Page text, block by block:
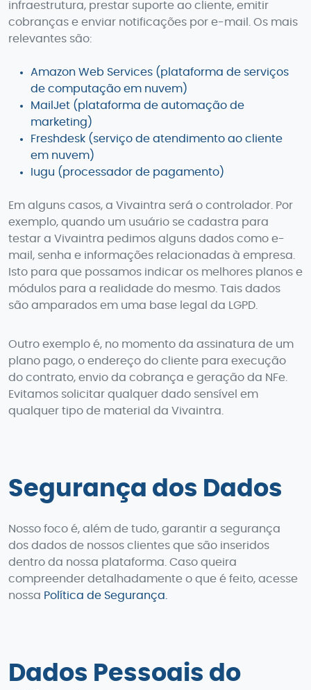
infraestrutura, prestar suporte ao cliente, emitir
cobranças e enviar notificações por e-mail. Os mais
relevantes são:
Amazon Web Services (plataforma de serviços
de computação em nuvem)
MailJet (plataforma de automação de
marketing)
Freshdesk (serviço de atendimento ao cliente
em nuvem)
Iugu (processador de pagamento)
Em alguns casos, a Vivaintra será o controlador. Por
exemplo, quando um usuário se cadastra para
testar a Vivaintra pedimos alguns dados como e-
mail, senha e informações relacionadas à empresa.
Isto para que possamos indicar os melhores planos e
módulos para a realidade do mesmo. Tais dados
são amparados em uma base legal da LGPD.
Outro exemplo é, no momento da assinatura de um
plano pago, o endereço do cliente para execução
do contrato, envio da cobrança e geração da NFe.
Evitamos solicitar qualquer dado sensível em
qualquer tipo de material da Vivaintra.
Segurança dos Dados
Nosso foco é, além de tudo, garantir a segurança
dos dados de nossos clientes que são inseridos
dentro da nossa plataforma. Caso queira
compreender detalhadamente o que é feito, acesse
nossa Política de Segurança.
Dados Pessoais do